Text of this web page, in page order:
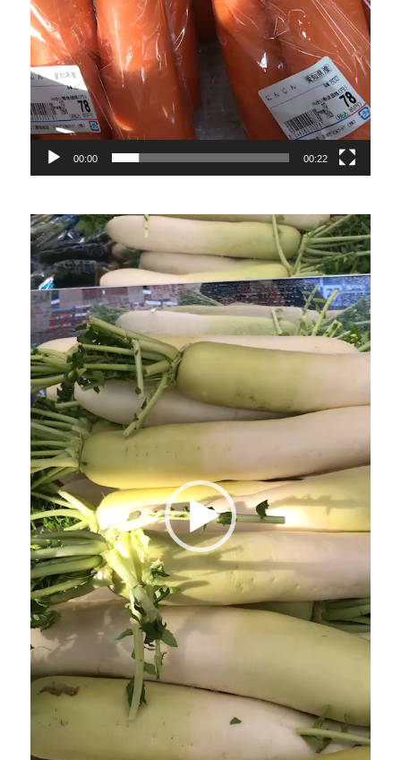
00:00 00:22
動
画
プ
レ
ー
ヤ
ー